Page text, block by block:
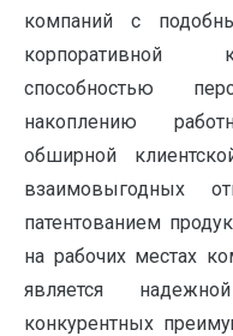
компаний с
корпоративной
способностью
накоплению
обширной
взаимовыгодных
патентованием
на рабочих местах
является
конкурентных